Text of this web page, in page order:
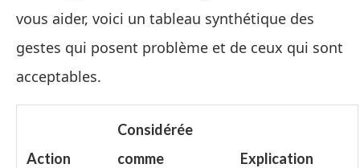
vous aider, voici un tableau synthétique des
gestes qui posent problème et de ceux qui sont
acceptables.
Action
Considérée
comme
Explication